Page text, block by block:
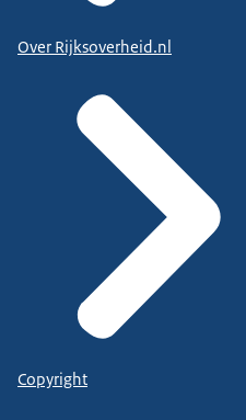
Over Rijksoverheid.nl
Copyright